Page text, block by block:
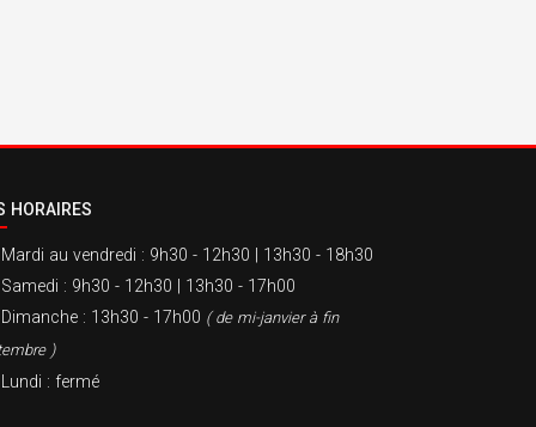
HORAIRES
Mardi au vendredi : 9h30 - 12h30 | 13h30 - 18h30
Samedi : 9h30 - 12h30 | 13h30 - 17h00
Dimanche : 13h30 - 17h00 ( de mi-janvier à fin
)
Lundi : fermé